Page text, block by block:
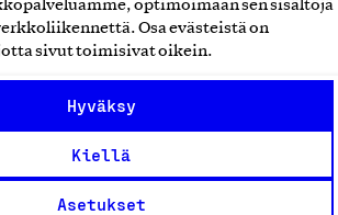
optimoimaan sen sisältöjä
Osa evästeistä on
sivut toimisivat oikein.
Hyväksy
Kiellä
Asetukset
Yritys -merkki